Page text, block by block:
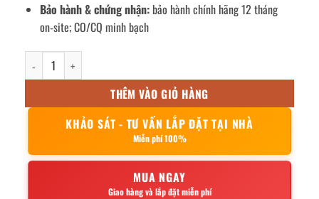
Bảo hành & chứng nhận:bảo hành chính hãng 12 tháng
on‑site; CO/CQ minh bạch
Bếp từ công nghiệp 3500w mặt phẳng số lượng
THÊM VÀO GIỎ HÀNG
KHẢO SÁT - TƯ VẤN LẮP ĐẶT TẠI NHÀ
Miễn phí 100%
MUA NGAY
Giao hàng và lắp đặt miễn phí